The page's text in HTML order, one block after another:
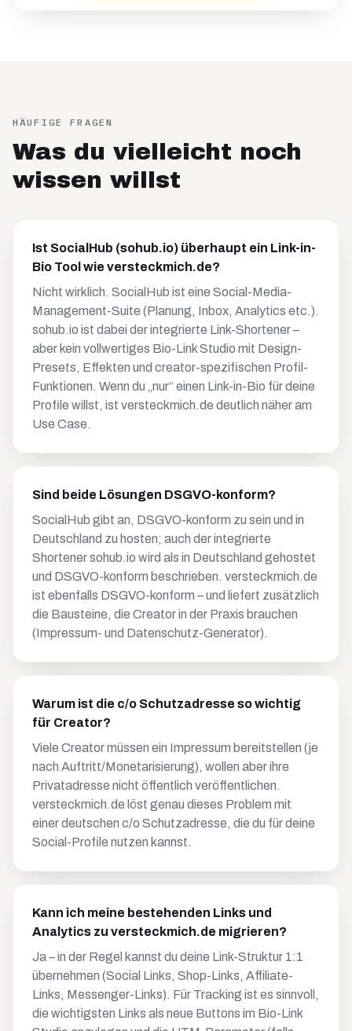
HÄUFIGE FRAGEN
Was du vielleicht noch
wissen willst
Ist SocialHub (sohub.io) überhaupt ein Link-in-
Bio Tool wie versteckmich.de?
Nicht wirklich. SocialHub ist eine Social-Media-
Management-Suite (Planung, Inbox, Analytics etc.).
sohub.io ist dabei der integrierte Link-Shortener –
aber kein vollwertiges Bio-Link Studio mit Design-
Presets, Effekten und creator-spezifischen Profil-
Funktionen. Wenn du „nur“ einen Link-in-Bio für deine
Profile willst, ist versteckmich.de deutlich näher am
Use Case.
Sind beide Lösungen DSGVO-konform?
SocialHub gibt an, DSGVO-konform zu sein und in
Deutschland zu hosten; auch der integrierte
Shortener sohub.io wird als in Deutschland gehostet
und DSGVO-konform beschrieben. versteckmich.de
ist ebenfalls DSGVO-konform – und liefert zusätzlich
die Bausteine, die Creator in der Praxis brauchen
(Impressum- und Datenschutz-Generator).
Warum ist die c/o Schutzadresse so wichtig
für Creator?
Viele Creator müssen ein Impressum bereitstellen (je
nach Auftritt/Monetarisierung), wollen aber ihre
Privatadresse nicht öffentlich veröffentlichen.
versteckmich.de löst genau dieses Problem mit
einer deutschen c/o Schutzadresse, die du für deine
Social-Profile nutzen kannst.
Kann ich meine bestehenden Links und
Analytics zu versteckmich.de migrieren?
Ja – in der Regel kannst du deine Link-Struktur 1:1
übernehmen (Social Links, Shop-Links, Affiliate-
Links, Messenger-Links). Für Tracking ist es sinnvoll,
die wichtigsten Links als neue Buttons im Bio-Link